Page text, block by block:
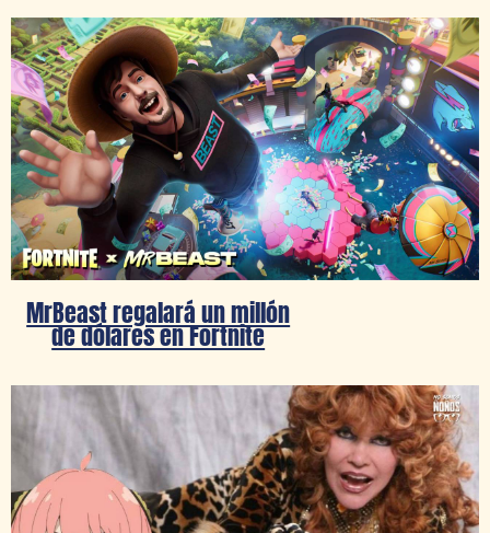
MrBeast regalará un millón
de dólares en Fortnite